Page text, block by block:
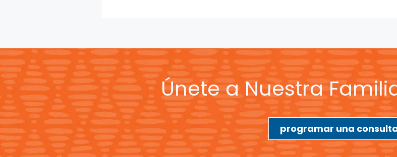
Únete a Nuestra
programar una